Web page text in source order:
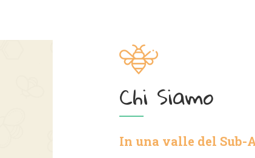
Chi Siamo
In una valle del Sub-